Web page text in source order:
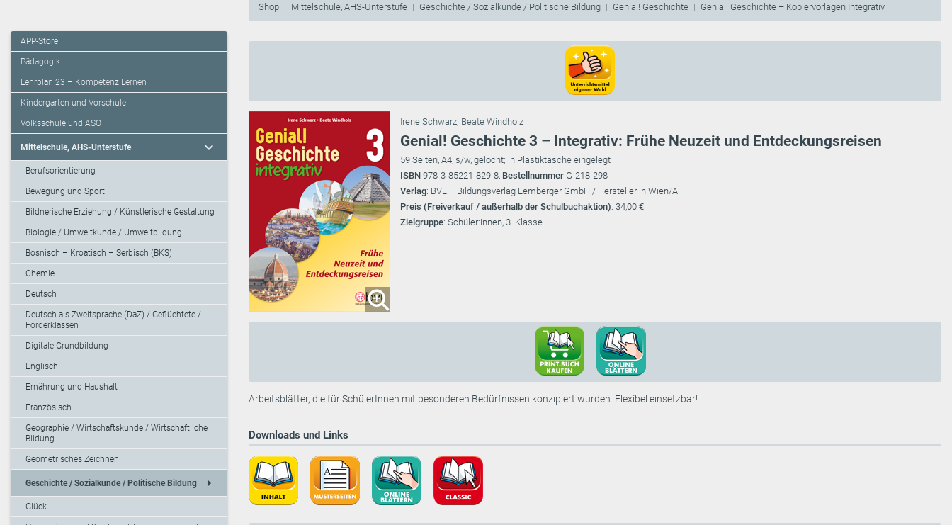
Shop Mittelschule, AHS-Unterstufe Geschichte / Sozialkunde / Politische Bildung Genial! Geschichte Genial! Geschichte – Kopiervorlagen Integrativ
APP-Store
Pädagogik
Lehrplan 23 – Kompetenz Lernen
Kindergarten und Vorschule
Volksschule und ASO
Mittelschule, AHS-Unterstufe expand_more
Berufsorientierung
Bewegung und Sport
Bildnerische Erziehung / Künstlerische Gestaltung
Biologie / Umweltkunde / Umweltbildung
Bosnisch – Kroatisch – Serbisch (BKS)
Chemie
Deutsch
Deutsch als Zweitsprache (DaZ) / Geflüchtete /
Förderklassen
Digitale Grundbildung
Englisch
Ernährung und Haushalt
Französisch
Geographie / Wirtschaftskunde / Wirtschaftliche
Bildung
Geometrisches Zeichnen
Geschichte / Sozialkunde / Politische Bildung arrow_right
Glück
Irene Schwarz; Beate Windholz
Genial! Geschichte 3 – Integrativ: Frühe Neuzeit und Entdeckungsreisen
59 Seiten, A4, s/w, gelocht; in Plastiktasche eingelegt
ISBN 978-3-85221-829-8, Bestellnummer G-218-298
Verlag: BVL – Bildungsverlag Lemberger GmbH / Hersteller in Wien/A
Preis (Freiverkauf / außerhalb der Schulbuchaktion): 34,00 €
Zielgruppe: Schüler:innen, 3. Klasse
Arbeitsblätter, die für SchülerInnen mit besonderen Bedürfnissen konzipiert wurden. Flexíbel einsetzbar!
Downloads und Links